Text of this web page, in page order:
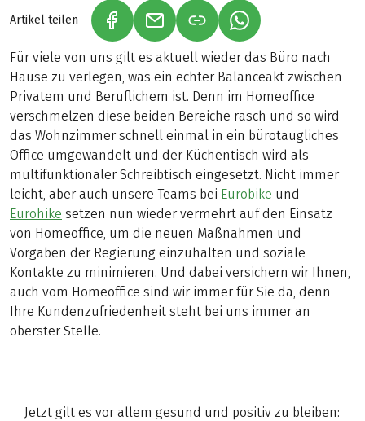
Artikel teilen (LINK ÖFFNET IN NEUEM TAB)
(LINK ÖFFNET IN NEUEM TAB)
(LINK ÖFFNET IN
Für viele von uns gilt es aktuell wieder das Büro nach
Hause zu verlegen, was ein echter Balanceakt zwischen
Privatem und Beruflichem ist. Denn im Homeoffice
verschmelzen diese beiden Bereiche rasch und so wird
das Wohnzimmer schnell einmal in ein bürotaugliches
Office umgewandelt und der Küchentisch wird als
multifunktionaler Schreibtisch eingesetzt. Nicht immer
leicht, aber auch unsere Teams bei Eurobike und
Eurohike setzen nun wieder vermehrt auf den Einsatz
von Homeoffice, um die neuen Maßnahmen und
Vorgaben der Regierung einzuhalten und soziale
Kontakte zu minimieren. Und dabei versichern wir Ihnen,
auch vom Homeoffice sind wir immer für Sie da, denn
Ihre Kundenzufriedenheit steht bei uns immer an
oberster Stelle.
Jetzt gilt es vor allem gesund und positiv zu bleiben: